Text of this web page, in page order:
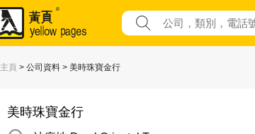
主頁 > 公司資料 > 美時珠寶金行
美時珠寶金行